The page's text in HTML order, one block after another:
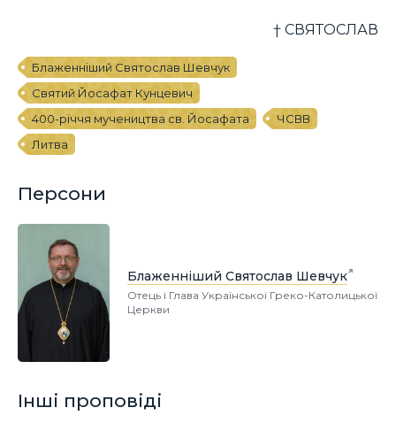
† СВЯТОСЛАВ
Блаженніший Святослав Шевчук
Святий Йосафат Кунцевич
400-річчя мучеництва св. Йосафата
ЧСВВ
Литва
Персони
Блаженніший Святослав Шевчук
Отець і Глава Української Греко-Католицької
Церкви
Інші проповіді